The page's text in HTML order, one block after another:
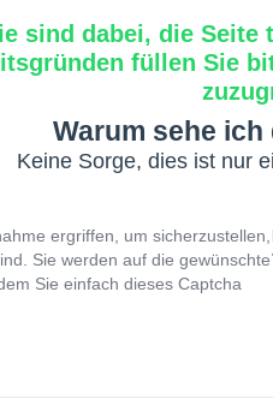
sind dabei, die Seite
füllen Sie
Warum sehe
Keine Sorge, dies ist nur
ergriffen, um sicherzustellen,
Sie werden auf die gewünschte
Sie einfach dieses Captcha